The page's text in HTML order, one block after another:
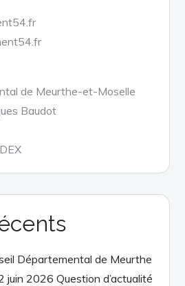
de Meurthe-et-Moselle
Baudot
Départemental de Meurthe
juin 2026 Question d’actualité